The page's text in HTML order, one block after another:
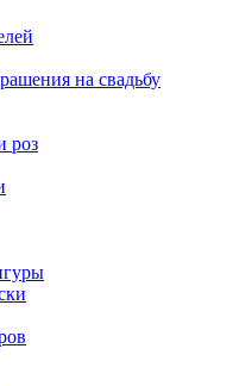
на свадьбу
роз